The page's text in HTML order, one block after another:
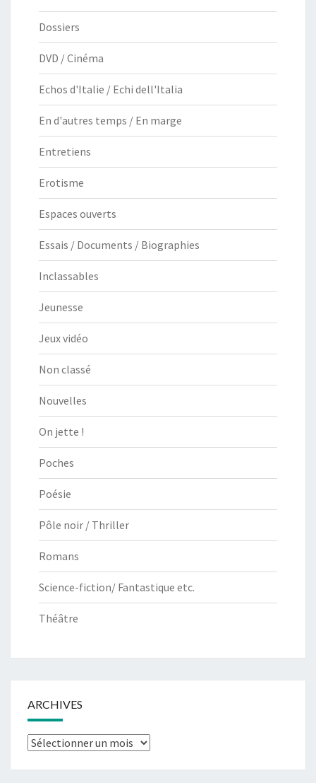
Dossiers
DVD / Cinéma
Echos d'Italie / Echi dell'Italia
En d'autres temps / En marge
Entretiens
Erotisme
Espaces ouverts
Essais / Documents / Biographies
Inclassables
Jeunesse
Jeux vidéo
Non classé
Nouvelles
On jette !
Poches
Poésie
Pôle noir / Thriller
Romans
Science-fiction/ Fantastique etc.
Théâtre
ARCHIVES
Archives